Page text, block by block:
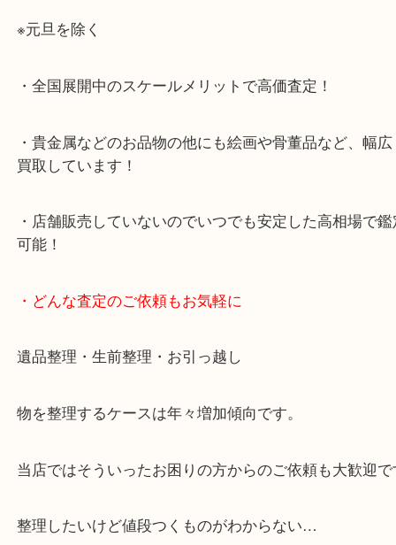
・お車でのご来店の方
店舗前に3台分の無料駐車場がございます。
・当店特徴
・査定中の外出も自由です！お近くのイオン明石
ング中の査定も大歓迎！
・10年以上のベテランスタッフがご対応！
・10時から19時まで営業中！
※元旦を除く
・全国展開中のスケールメリットで高価査定！
・貴金属などのお品物の他にも絵画や骨董品など、